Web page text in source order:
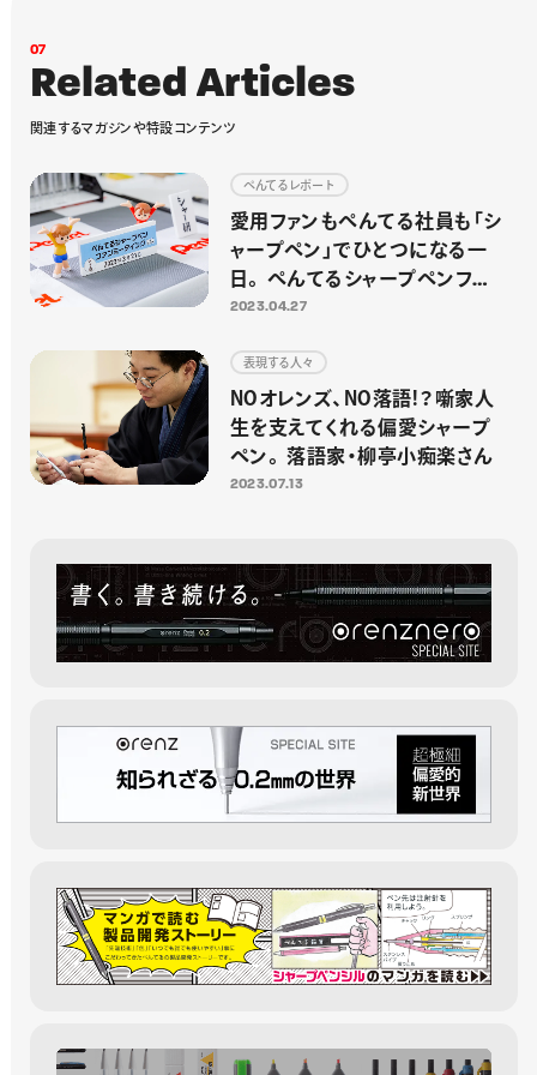
07
Related Articles
関連するマ ガジンや特設コンテンツ
ぺんてるレポート
愛用ファンもぺんてる社員も「シ
ャープペン」でひとつになる一
日。 ぺんてるシャープペンファ
ンミーティング2023をレポート！
2023.04.27
表現する人々
NOオレンズ、NO落語!？噺家人
生を支えてくれる偏愛シャープ
ペン。 落語家・柳亭小痴楽さん
2023.07.13